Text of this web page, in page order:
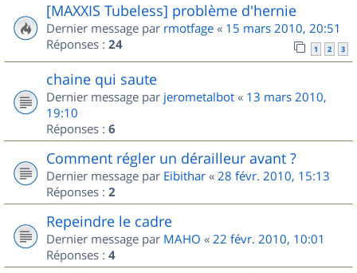
[MAXXIS Tubeless] problème d'hernie
Dernier message par rmotfage « 15 mars 2010, 20:51
Réponses : 24 1 2 3
chaine qui saute
Dernier message par jerometalbot « 13 mars 2010,
19:10
Réponses : 6
Comment régler un dérailleur avant ?
Dernier message par Eibithar « 28 févr. 2010, 15:13
Réponses : 2
Repeindre le cadre
Dernier message par MAHO « 22 févr. 2010, 10:01
Réponses : 4